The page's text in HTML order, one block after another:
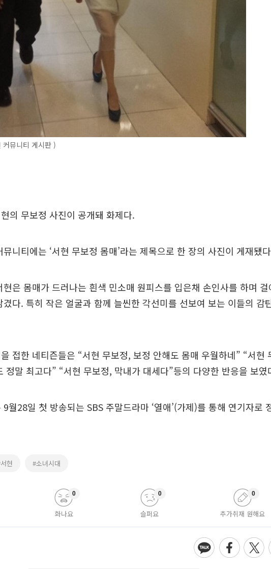
커뮤니티 게시판 )
의 무보정 사진이 공개돼 화제다.
니티에는 ‘서현 무보정 몸매’라는 제목으로 한 장의 사진이 게재됐
현은 몸매가 드러나는 흰색 민소매 원피스를 입은채 손인사를 하며 걸
겼다. 특히 작은 얼굴과 함께 늘씬한 각선미를 선보여 보는 이들의 감
접한 네티즌들은 “서현 무보정, 보정 안해도 몸매 우월하네” “서현
정말 최고다” “서현 무보정, 막내가 대세다”등의 다양한 반응을 보였
월28일 첫 방송되는 SBS 주말드라마 ‘열애’(가제)를 통해 연기자로
현 #소녀시대
화나요
0
슬퍼요
0
추가취재 원해요
0